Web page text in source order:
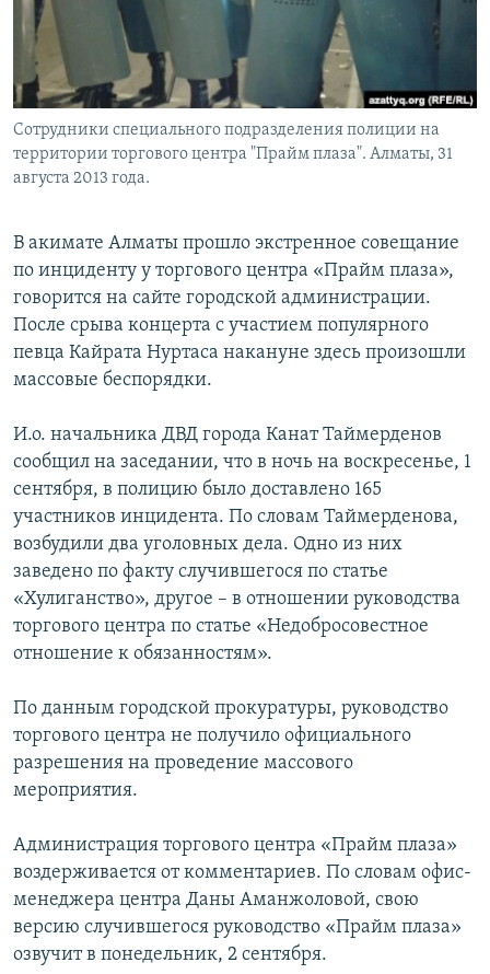
Сотрудники специального подразделения полиции на
территории торгового центра "Прайм плаза". Алматы, 31
августа 2013 года.
В акимате Алматы прошло экстренное совещание
по инциденту у торгового центра «Прайм плаза»,
говорится на сайте городской администрации.
После срыва концерта с участием популярного
певца Кайрата Нуртаса накануне здесь произошли
массовые беспорядки.
И.о. начальника ДВД города Канат Таймерденов
сообщил на заседании, что в ночь на воскресенье, 1
сентября, в полицию было доставлено 165
участников инцидента. По словам Таймерденова,
возбудили два уголовных дела. Одно из них
заведено по факту случившегося по статье
«Хулиганство», другое – в отношении руководства
торгового центра по статье «Недобросовестное
отношение к обязанностям».
По данным городской прокуратуры, руководство
торгового центра не получило официального
разрешения на проведение массового
мероприятия.
Администрация торгового центра «Прайм плаза»
воздерживается от комментариев. По словам офис-
менеджера центра Даны Аманжоловой, свою
версию случившегося руководство «Прайм плаза»
озвучит в понедельник, 2 сентября.